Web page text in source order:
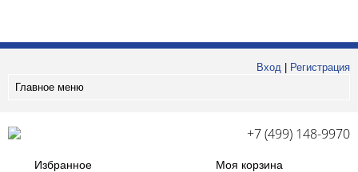
Вход
Регистрация
Главное меню
+7 (499) 148-9970
Избранное Моя корзина